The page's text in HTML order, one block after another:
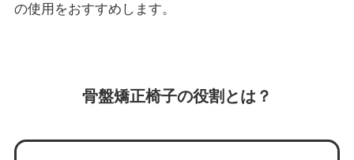
の使用をおすすめします。
骨盤矯正椅子の役割とは？